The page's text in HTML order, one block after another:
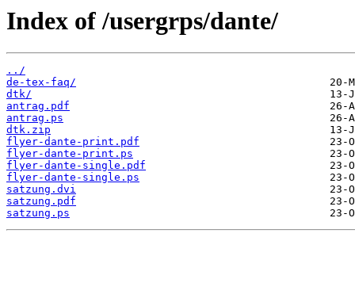
Index of /usergrps/dante/
../
de-tex-faq/
dtk/
antrag.pdf
antrag.ps
dtk.zip
flyer-dante-print.pdf
flyer-dante-print.ps
flyer-dante-single.pdf
flyer-dante-single.ps
satzung.dvi
satzung.pdf
satzung.ps